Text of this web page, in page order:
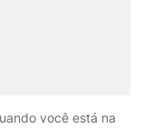
você está na